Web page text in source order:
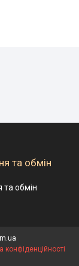
та обмін
та обмін
конфіденційності